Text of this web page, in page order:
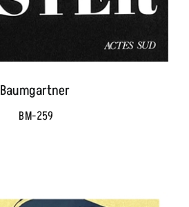
Baumgartner
BM-259